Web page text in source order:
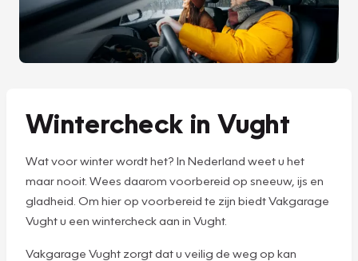
Wintercheck in Vught
Wat voor winter wordt het? In Nederland weet u het
maar nooit. Wees daarom voorbereid op sneeuw, ijs en
gladheid. Om hier op voorbereid te zijn biedt Vakgarage
Vught u een wintercheck aan in Vught.
Vakgarage Vught zorgt dat u veilig de weg op kan